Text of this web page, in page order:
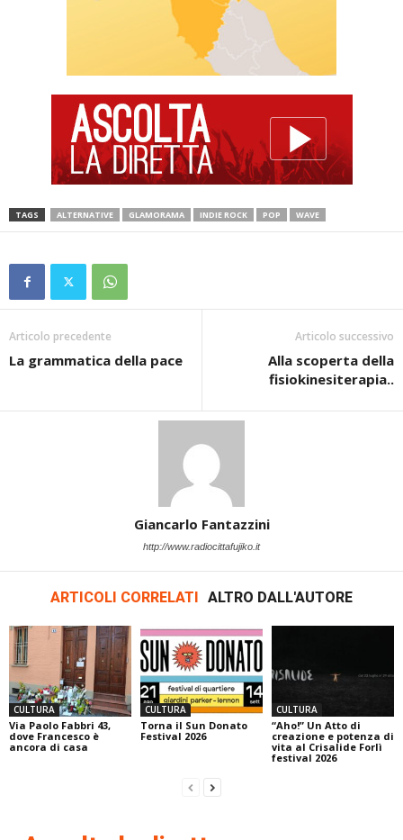
TAGS ALTERNATIVE GLAMORAMA INDIE ROCK POP WAVE
Articolo precedente
La grammatica della pace
Articolo successivo
Alla scoperta della
fisiokinesiterapia..
Giancarlo Fantazzini
http://www.radiocittafujiko.it
ARTICOLI CORRELATI ALTRO DALL'AUTORE
CULTURA
Via Paolo Fabbri 43,
dove Francesco è
ancora di casa
CULTURA
Torna il Sun Donato
Festival 2026
CULTURA
“Aho!” Un Atto di
creazione e potenza di
vita al Crisalide Forlì
festival 2026